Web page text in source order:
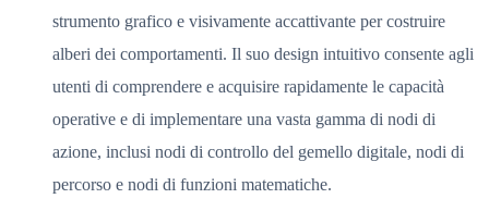
strumento grafico e visivamente accattivante per costruire
alberi dei comportamenti. Il suo design intuitivo consente agli
utenti di comprendere e acquisire rapidamente le capacità
operative e di implementare una vasta gamma di nodi di
azione, inclusi nodi di controllo del gemello digitale, nodi di
percorso e nodi di funzioni matematiche.